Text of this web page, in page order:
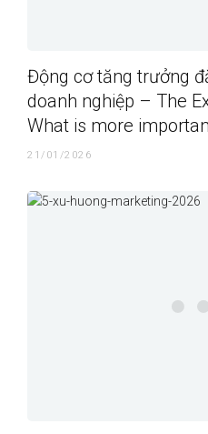
Động cơ tăng trưởng
doanh nghiệp – The
What is more
21/01/2026